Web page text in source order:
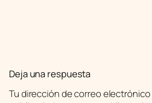
Deja una respuesta
Tu dirección de correo